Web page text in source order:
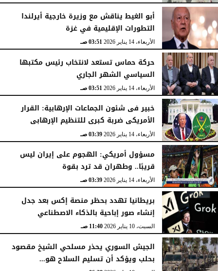
أبو الغيط يناقش مع وزيرة خارجية أيرلندا
التطورات الإقليمية في غزة
الأربعاء، 14 يناير 2026 03:51 صـ
حركة حماس تستعد لانتخاب رئيس مكتبها
السياسي الشهر الجاري
الأربعاء، 14 يناير 2026 03:51 صـ
خبير فى شئون الجماعات الإرهابية: القرار
الأمريكى ضربة كبرى للتنظيم الإرهابى
الأربعاء، 14 يناير 2026 03:39 صـ
مسؤول أمريكي: الهجوم على إيران ليس
قريبًا.. وطهران قد ترد بقوة
الأربعاء، 14 يناير 2026 03:39 صـ
بريطانيا تهدد بحظر منصة إكس بعد جدل
إنشاء صور إباحية بالذكاء الاصطناعي
السبت، 10 يناير 2026 11:40 صـ
الجيش السوري يحذر مسلحي الشيخ مقصود
بحلب ويؤكد أن تسليم السلاح هو...